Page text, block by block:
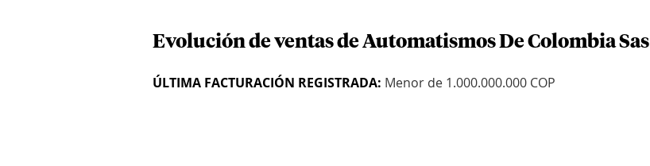
Evolución de ventas de Automatismos De Colombia Sas
ÚLTIMA FACTURACIÓN REGISTRADA: Menor de 1.000.000.000 COP